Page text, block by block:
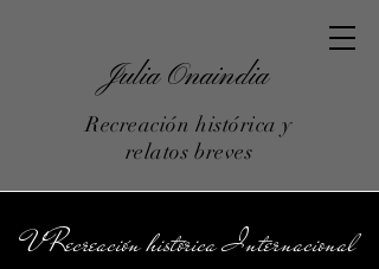
Julia Onaindia
Recreación histórica y
relatos breves
V Recreación histórica Internacional